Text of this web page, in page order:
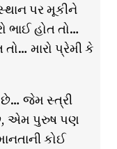
પર મૂકીને
ભાઈ હોત તો…
તો… મારો પ્રેમી કે
જેમ સ્ત્રી
છે, એમ પુરુષ પણ
કોઈ